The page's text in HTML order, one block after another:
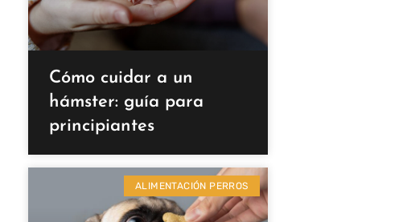
Cómo cuidar a un
hámster: guía para
principiantes
ALIMENTACIÓN PERROS